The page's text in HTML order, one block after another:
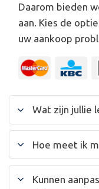
Daarom bieden
aan. Kies de
uw aankoop
Wat zijn jullie
Hoe meet ik
Kunnen